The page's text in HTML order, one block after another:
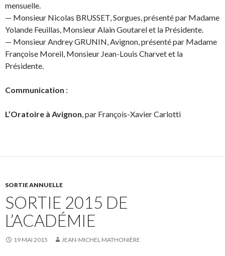
mensuelle.
— Monsieur Nicolas BRUSSET, Sorgues, présenté par Madame
Yolande Feuillas, Monsieur Alain Goutarel et la Présidente.
— Monsieur Andrey GRUNIN, Avignon, présenté par Madame
Françoise Moreil, Monsieur Jean-Louis Charvet et la
Présidente.
Communication :
L’Oratoire à Avignon, par François-Xavier Carlotti
SORTIE ANNUELLE
SORTIE 2015 DE
L’ACADÉMIE
19 MAI 2015 JEAN-MICHEL MATHONIÈRE